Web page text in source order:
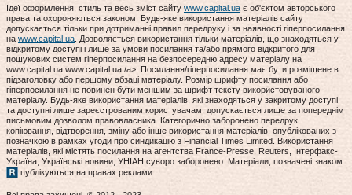
Ідеї оформлення, стиль та весь зміст сайту www.capital.ua є об'єктом авторського
права та охороняються законом. Будь-яке використання матеріалів сайту
допускається тільки при дотриманні правил передруку і за наявності гіперпосилання
на www.capital.ua . Дозволяється використання тільки матеріалів, що знаходяться у
відкритому доступі і лише за умови посилання та/або прямого відкритого для
пошукових систем гіперпосилання на безпосередню адресу матеріалу на
www.capital.ua www.capital.ua /a>. Посилання/гіперпосилання має бути розміщене в
підзаголовку або першому абзаці матеріалу. Розмір шрифту посилання або
гіперпосилання не повинен бути меншим за шрифт тексту використовуваного
матеріалу. Будь-яке використання матеріалів, які знаходяться у закритому доступі
та доступні лише зареєстрованим користувачам, допускається лише за попереднім
письмовим дозволом правовласника. Категорично заборонено передрук,
копіювання, відтворення, зміну або інше використання матеріалів, опублікованих з
позначкою в рамках угоди про синдикацію з Financial Times Limited. Використання
матеріалів, які містять посилання на агентства France-Presse, Reuters, Інтерфакс-
Україна, Українські новини, УНІАН суворо заборонено. Матеріали, позначені знаком
публікуються на правах реклами.